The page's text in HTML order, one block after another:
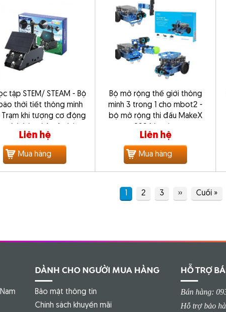
tập STEM/ STEAM - Bộ
thời tiết thông minh
Trạm khí tượng cơ động
Liên hệ
Mua hàng
Bộ mở rộng thế giới thông
minh 3 trong 1 cho mbot2 -
bộ mở rộng thi đấu MakeX
Liên hệ
Mua hàng
TrangPage
2 Page
3
Next
››
Last
Cuối »
DÀNH CHO NGƯỜI MUA HÀNG
Bảo mật thông tin
Chính sách khuyến mãi
HỖ TRỢ
Bán hàng:
Hỗ trợ bảo